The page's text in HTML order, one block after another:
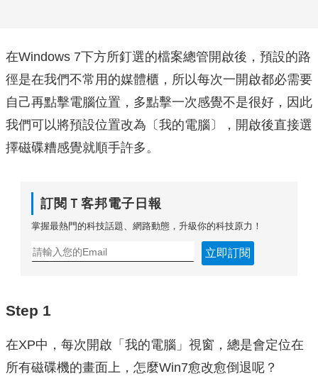
在Windows 7下方所釘選的檔案總管開啟後，預設的路
徑是在我們不常用的媒體櫃，所以每次一開啟都必需要
自己再點擊電腦位置，多點擊一次感覺不是很好，因此
我們可以將預設位置改為〔我的電腦〕，開啟後直接選
擇磁碟糟感覺就順手許多。
訂閱Ｔ客邦電子日報
掌握最熱門的科技話題、網路動態，升級你的科技原力！
立即訂閱
Step 1
在XP中，每次開啟「我的電腦」視窗，總是會定位在
所有磁碟機的畫面上，怎麼Win7愈改愈倒退呢？